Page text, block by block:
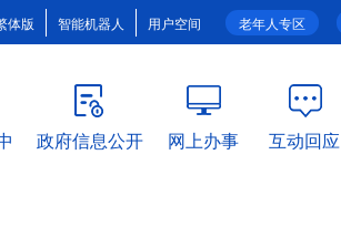
老年人专区
体版 智能机器人 用户空间
政府信息公开 网上办事 互动回应